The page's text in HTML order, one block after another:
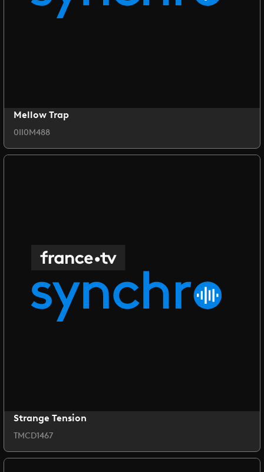
Mellow Trap
0II0M488
Strange Tension
TMCD1467